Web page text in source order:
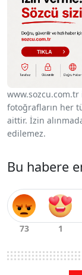
fotoğrafların her
aittir. İzin
edilemez.
Bu habere